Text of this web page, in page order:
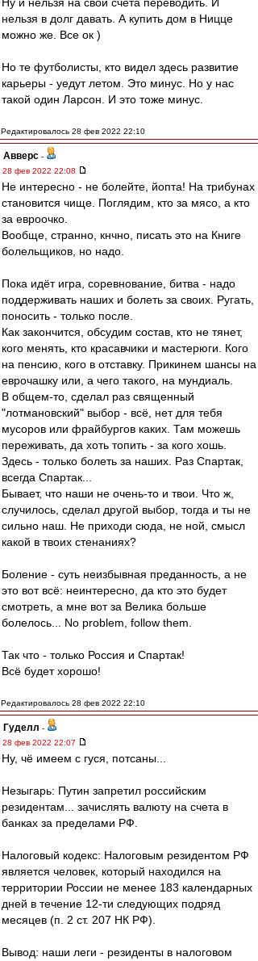
нельзя в долг давать. А купить дом в Ницце
можно же. Все ок )
Но те футболисты, кто видел здесь развитие
карьеры - уедут летом. Это минус. Но у нас
такой один Ларсон. И это тоже минус.
Редактировалось 28 фев 2022 22:10
Авверс -
28 фев 2022 22:08
Не интересно - не болейте, йопта! На трибунах
становится чище. Поглядим, кто за мясо, а кто
за евроочко.
Вообще, странно, кнчно, писать это на Книге
болельщиков, но надо.
Пока идёт игра, соревнование, битва - надо
поддерживать наших и болеть за своих. Ругать,
поносить - только после.
Как закончится, обсудим состав, кто не тянет,
кого менять, кто красавчики и мастерюги. Кого
на пенсию, кого в отставку. Прикинем шансы на
еврочашку или, а чего такого, на мундиаль.
В общем-то, сделал раз священный
"лотмановский" выбор - всё, нет для тебя
мусоров или фрайбургов каких. Там можешь
переживать, да хоть топить - за кого хошь.
Здесь - только болеть за наших. Раз Спартак,
всегда Спартак...
Бывает, что наши не очень-то и твои. Что ж,
случилось, сделал другой выбор, тогда и ты не
сильно наш. Не приходи сюда, не ной, смысл
какой в твоих стенаниях?
Боление - суть неизбывная преданность, а не
это вот всё: неинтересно, да кто это будет
смотреть, а мне вот за Велика больше
болелось... No problem, follow them.
Так что - только Россия и Спартак!
Всё будет хорошо!
Редактировалось 28 фев 2022 22:10
Гуделл -
28 фев 2022 22:07
Ну, чё имеем с гуся, потсаны...
Незыгарь: Путин запретил российским
резидентам... зачислять валюту на счета в
банках за пределами РФ.
Налоговый кодекс: Налоговым резидентом РФ
является человек, который находился на
территории России не менее 183 календарных
дней в течение 12-ти следующих подряд
месяцев (п. 2 ст. 207 НК РФ).
Вывод: наши леги - резиденты в налоговом